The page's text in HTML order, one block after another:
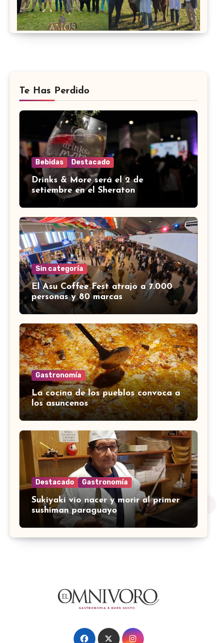
Te Has Perdido
Bebidas Destacado
Drinks & More será el 2 de
setiembre en el Sheraton
Sin categoría
El Asu Coffee Fest atrajo a 7.000
personas y 80 marcas
Gastronomía
La cocina de los pueblos convoca a
los asuncenos
Destacado Gastronomía
Sukiyaki vio nacer y morir al primer
sushiman paraguayo